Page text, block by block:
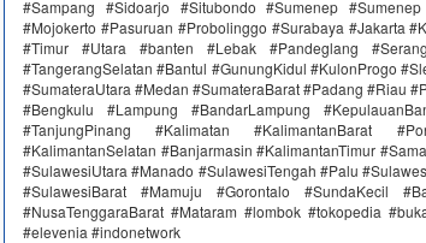
#Sampang #Sidoarjo #Situbondo #Sumenep
#Mojokerto #Pasuruan #Probolinggo #Surabaya #Jakarta
#Timur #Utara #banten #Lebak #Pandeglang
#TangerangSelatan #Bantul #GunungKidul #KulonProgo
#SumateraUtara #Medan #SumateraBarat #Padang #Riau
#Bengkulu #Lampung #BandarLampung
#TanjungPinang #Kalimatan #KalimantanBarat
#KalimantanSelatan #Banjarmasin #KalimantanTimur
#SulawesiUtara #Manado #SulawesiTengah #Palu
#SulawesiBarat #Mamuju #Gorontalo #SundaKecil
#NusaTenggaraBarat #Mataram #lombok #tokopedia
#elevenia #indonetwork